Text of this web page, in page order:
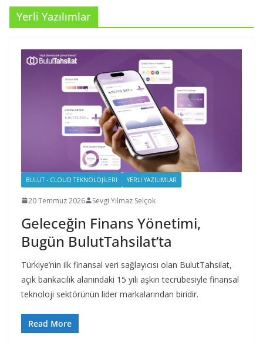
Yerli Yazılımlar
BULUT - CLOUD TEKNOLOJILERI YERLI YAZILIMLAR
20 Temmuz 2026 Sevgi Yılmaz Selçok
Geleceğin Finans Yönetimi,
Bugün BulutTahsilat’ta
Türkiye’nin ilk finansal veri sağlayıcısı olan BulutTahsilat,
açık bankacılık alanındaki 15 yılı aşkın tecrübesiyle finansal
teknoloji sektörünün lider markalarından biridir.
Read More